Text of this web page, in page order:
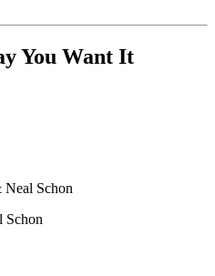
You Want It
Neal Schon
Schon